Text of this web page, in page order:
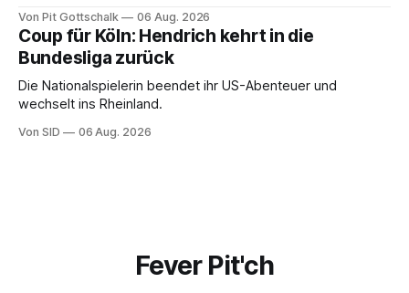
Lokalrivale in Niedersachsen.
Von Pit Gottschalk 06 Aug. 2026
Coup für Köln: Hendrich kehrt in die
Bundesliga zurück
Die Nationalspielerin beendet ihr US-Abenteuer und
wechselt ins Rheinland.
Von SID 06 Aug. 2026
Fever Pit'ch